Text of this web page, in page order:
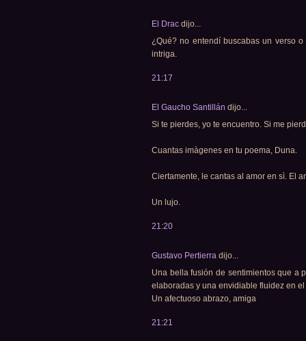
El Drac dijo...
¿Qué? no entendí buscabas un verso
intriga.
21:17
El Gaucho Santillán dijo...
Si te pierdes, yo te encuentro. Si me
Cuantas imàgenes en tu poema, Duna.
Ciertamente, le cantas al amor en sì. El
Un lujo.
21:20
Gustavo Pertierra dijo...
Una bella fusión de sentimientos que a
elaboradas y una envidiable fluidez en el
Un afectuoso abrazo, amiga
21:21